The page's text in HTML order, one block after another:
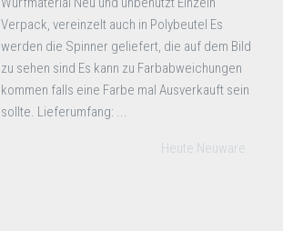
Verpack, vereinzelt auch in Polybeutel Es
werden die Spinner geliefert, die auf dem Bild
zu sehen sind Es kann zu Farbabweichungen
kommen falls eine Farbe mal Ausverkauft sein
sollte. Lieferumfang: ...
Heute Neuware